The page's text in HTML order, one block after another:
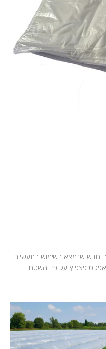
חדש שנמצא בשימוש בתעשיית
אפקט פצפוץ על פני השטח.